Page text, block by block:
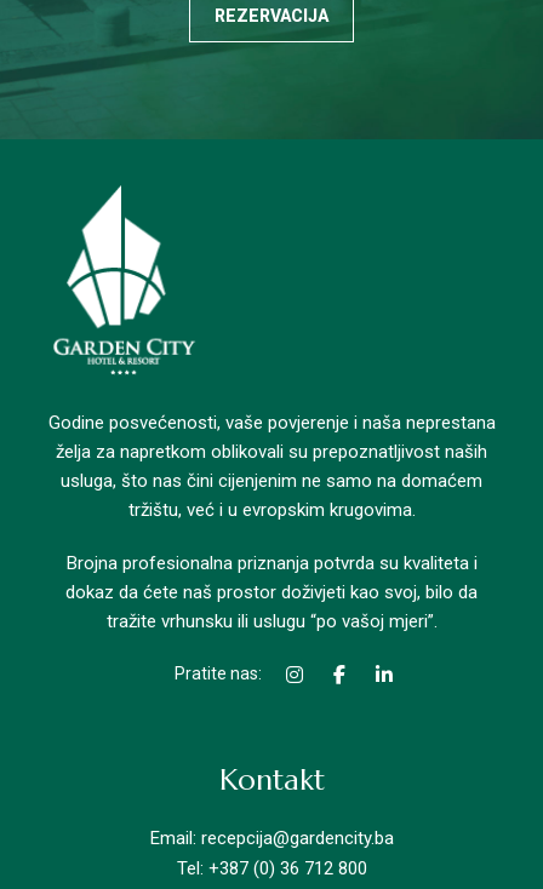
REZERVACIJA
Godine posvećenosti, vaše povjerenje i naša neprestana
želja za napretkom oblikovali su prepoznatljivost naših
usluga, što nas čini cijenjenim ne samo na domaćem
tržištu, već i u evropskim krugovima.
Brojna profesionalna priznanja potvrda su kvaliteta i
dokaz da ćete naš prostor doživjeti kao svoj, bilo da
tražite vrhunsku ili uslugu “po vašoj mjeri”.
Pratite nas:
Kontakt
Email: recepcija@gardencity.ba
Tel: +387 (0) 36 712 800